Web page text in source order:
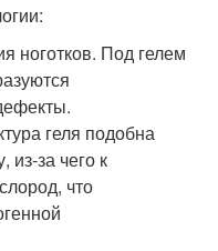
ноготков. Под гелем
геля подобна
из-за чего к
что